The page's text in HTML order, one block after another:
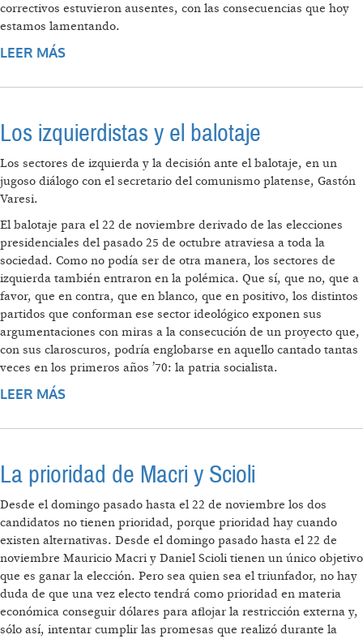
correctivos estuvieron ausentes, con las consecuencias que hoy
estamos lamentando.
LEER MÁS
Los izquierdistas y el balotaje
Los sectores de izquierda y la decisión ante el balotaje, en un
jugoso diálogo con el secretario del comunismo platense, Gastón
Varesi.
El balotaje para el 22 de noviembre derivado de las elecciones
presidenciales del pasado 25 de octubre atraviesa a toda la
sociedad. Como no podía ser de otra manera, los sectores de
izquierda también entraron en la polémica. Que sí, que no, que a
favor, que en contra, que en blanco, que en positivo, los distintos
partidos que conforman ese sector ideológico exponen sus
argumentaciones con miras a la consecución de un proyecto que,
con sus claroscuros, podría englobarse en aquello cantado tantas
veces en los primeros años ’70: la patria socialista.
LEER MÁS
La prioridad de Macri y Scioli
Desde el domingo pasado hasta el 22 de noviembre los dos
candidatos no tienen prioridad, porque prioridad hay cuando
existen alternativas. Desde el domingo pasado hasta el 22 de
noviembre Mauricio Macri y Daniel Scioli tienen un único objetivo
que es ganar la elección. Pero sea quien sea el triunfador, no hay
duda de que una vez electo tendrá como prioridad en materia
económica conseguir dólares para aflojar la restricción externa y,
sólo así, intentar cumplir las promesas que realizó durante la